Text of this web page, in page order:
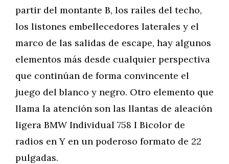
partir del montante B, los raíles del techo,
los listones embellecedores laterales y el
marco de las salidas de escape, hay algunos
elementos más desde cualquier perspectiva
que continúan de forma convincente el
juego del blanco y negro. Otro elemento que
llama la atención son las llantas de aleación
ligera BMW Individual 758 I Bicolor de
radios en Y en un poderoso formato de 22
pulgadas.